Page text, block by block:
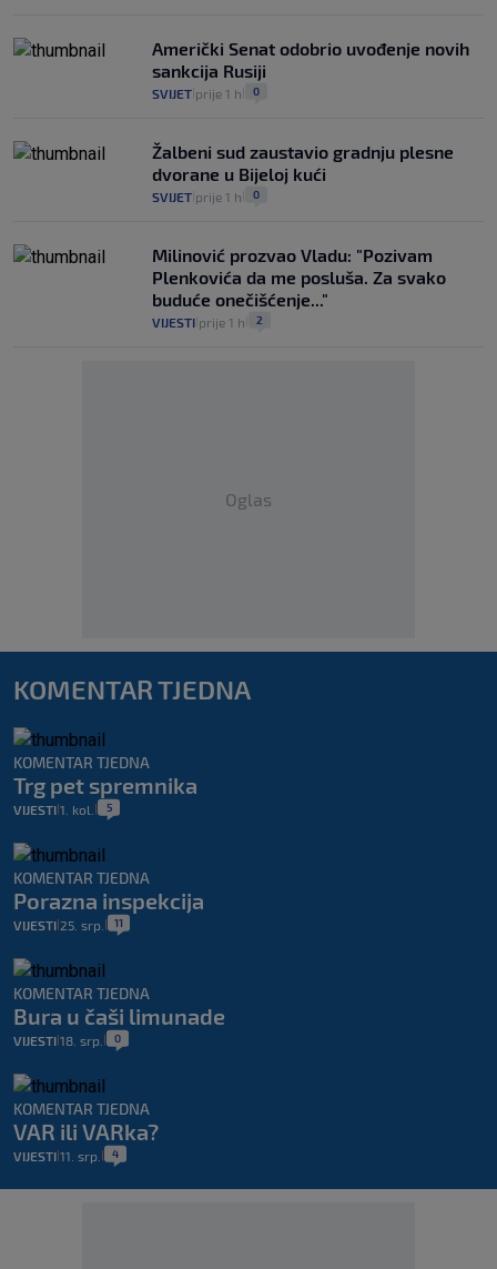
Američki Senat odobrio uvođenje novih
sankcija Rusiji
SVIJET prije 1 h 0
Žalbeni sud zaustavio gradnju plesne
dvorane u Bijeloj kući
SVIJET prije 1 h 0
Milinović prozvao Vladu: "Pozivam
Plenkovića da me posluša. Za svako
buduće onečišćenje..."
VIJESTI prije 1 h 2
Oglas
KOMENTAR TJEDNA
KOMENTAR TJEDNA
Trg pet spremnika
VIJESTI 1. kol. 5
KOMENTAR TJEDNA
Porazna inspekcija
VIJESTI 25. srp. 11
KOMENTAR TJEDNA
Bura u čaši limunade
VIJESTI 18. srp. 0
KOMENTAR TJEDNA
VAR ili VARka?
VIJESTI 11. srp. 4